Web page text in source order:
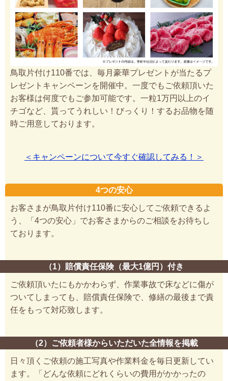
鳥取片付け110番では、毎月豪華プレゼントが当たるプ
レゼントキャンペーンを開催中。一度でもご依頼頂いた
お客様は何度でもご参加可能です。一粒1万円以上のイ
チゴなど、貰ってうれしい！びっくり！するお品物を随
時ご用意しております。
＜キャンペーンについて今すぐ確認してみる！＞
4つの安心
お客さまが鳥取片付け110番に安心してご依頼できるよ
う、「4つの安心」でお客さまからのご相談をお待ちし
ております。
（1）賠償責任保険（最大1億円）付き
ご依頼頂いたにもかかわらず、作業事故で床などに傷が
ついてしまっても、賠償責任保険で、修繕の最後まで責
任をもって対応致します。
（2）ご依頼者様からいただいた全情報を掲載
日々頂くご依頼の施工写真や作業料金を毎日更新してい
ます。「どんな依頼にどれくらいの費用がかかったの